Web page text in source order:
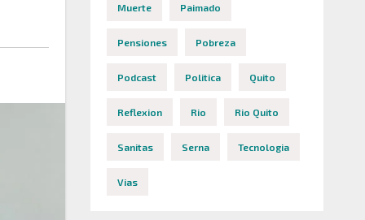
Muerte Paimado
Pensiones Pobreza
Podcast Politica Quito
Reflexion Rio Rio Quito
Sanitas Serna Tecnologia
Vias